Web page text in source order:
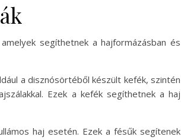
segíthetnek a hajformázásban és
a disznósörtéből készült kefék, szintén
Ezek a kefék segíthetnek a haj
haj esetén. Ezek a fésűk segítenek